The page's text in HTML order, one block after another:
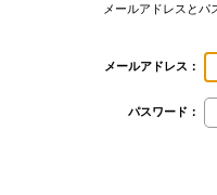
メールアドレスとパ
メールアドレス：
パスワード：